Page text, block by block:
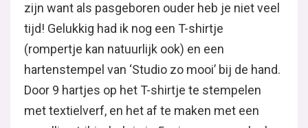
zijn want als pasgeboren ouder heb je niet veel
tijd! Gelukkig had ik nog een T-shirtje
(rompertje kan natuurlijk ook) en een
hartenstempel van ‘Studio zo mooi’ bij de hand.
Door 9 hartjes op het T-shirtje te stempelen
met textielverf, en het af te maken met een